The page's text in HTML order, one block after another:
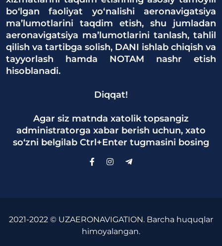
bo‘lgan faoliyat yo‘nalishi aeronavigatsiya
ma’lumotlarini taqdim etish, shu jumladan
aeronavigatsiya ma’lumotlarini tanlash, tahlil
qilish va tartibga solish, DANI ishlab chiqish va
tayyorlash hamda NOTAM nashr etish
hisoblanadi.
Diqqat!
Agar siz matnda xatolik topsangiz
administratorga xabar berish uchun, xato
so‘zni belgilab Ctrl+Enter tugmasini bosing
2021-2022 © UZAERONAVIGATION. Barcha huquqlar
himoyalangan.